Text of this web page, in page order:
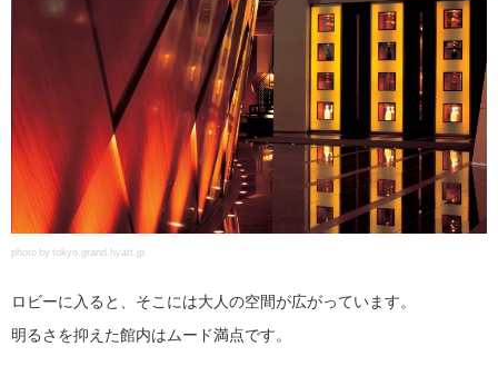
photo by tokyo.grand.hyatt.jp
ロビーに入ると、そこには大人の空間が広がっています。
明るさを抑えた館内はムード満点です。